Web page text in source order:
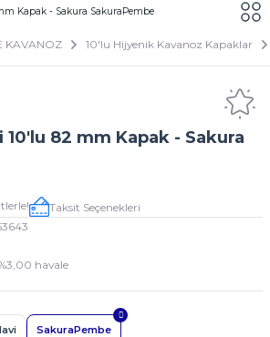
KAVANOZ 10'lu Hijyenik Kavanoz Kapaklar
82 mm Kapak - Sakura
Taksit Seçenekleri
havale
SakuraPembe